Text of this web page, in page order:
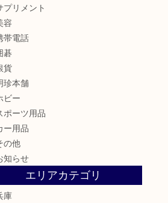
プリメント
容
帯電話
碁
貨
珍本舗
ビー
ポーツ用品
ー用品
の他
知らせ
エリアカテゴリ
庫